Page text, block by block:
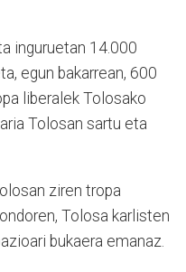
inguruetan 14.000
egun bakarrean, 600
liberalek Tolosako
Tolosan sartu eta
ziren tropa
Tolosa karlisten
bukaera emanaz.